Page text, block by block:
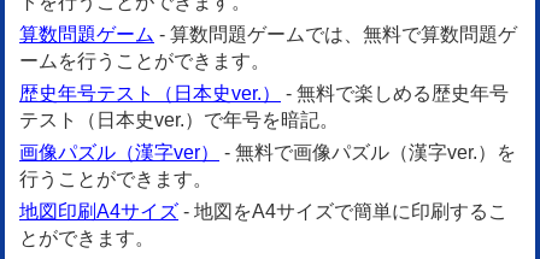
算数問題ゲーム - 算数問題ゲームでは、無料で算数問題ゲ
ームを行うことができます。
歴史年号テスト（日本史ver.）
- 無料で楽しめる歴史年号
テスト（日本史ver.）で年号を暗記。
画像パズル（漢字ver）
- 無料で画像パズル（漢字ver.）を
行うことができます。
地図印刷A4サイズ - 地図をA4サイズで簡単に印刷するこ
とができます。